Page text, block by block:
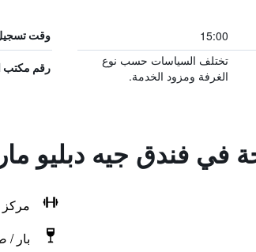
15:00 وقت
تختلف السياسات حسب نوع
الغرفة ومزود الخدمة.
رقم مكتب
في فندق جيه دبليو
مركز
بار /